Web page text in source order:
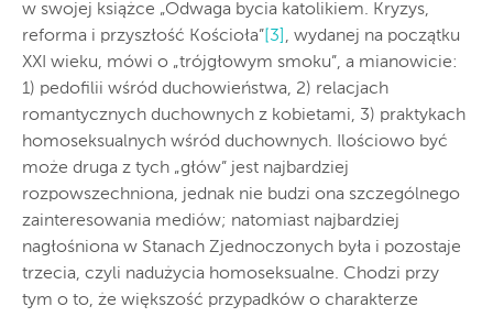
w swojej książce „Odwaga bycia katolikiem. Kryzys,
reforma i przyszłość Kościoła” [3] , wydanej na początku
XXI wieku, mówi o „trójgłowym smoku”, a mianowicie:
1) pedofilii wśród duchowieństwa, 2) relacjach
romantycznych duchownych z kobietami, 3) praktykach
homoseksualnych wśród duchownych. Ilościowo być
może druga z tych „głów” jest najbardziej
rozpowszechniona, jednak nie budzi ona szczególnego
zainteresowania mediów; natomiast najbardziej
nagłośniona w Stanach Zjednoczonych była i pozostaje
trzecia, czyli nadużycia homoseksualne. Chodzi przy
tym o to, że większość przypadków o charakterze